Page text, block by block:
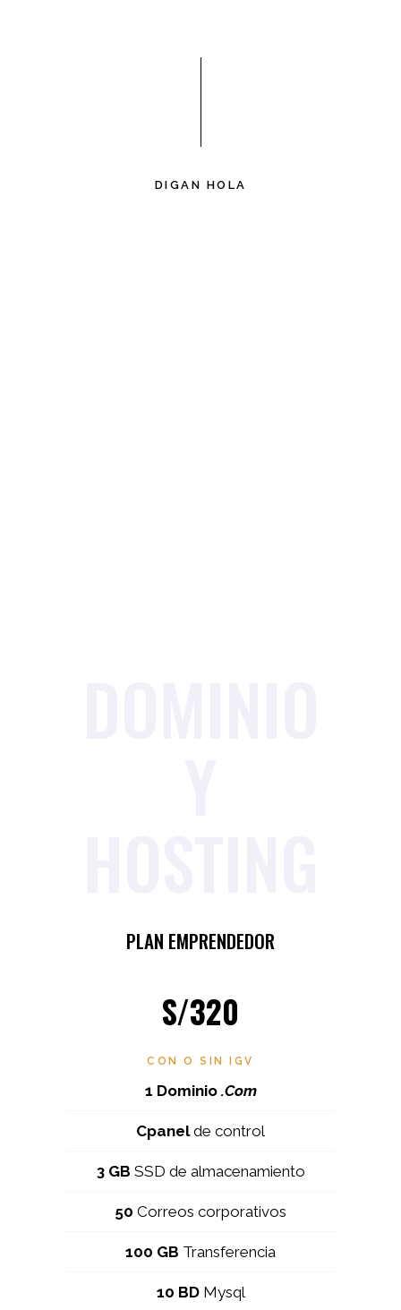
DIGAN HOLA
PLAN EMPRENDEDOR
S/320
CON O SIN IGV
1 Dominio.Com
Cpanelde control
3 GB SSD de almacenamiento
50 Correos corporativos
100 GB Transferencia
10 BDMysql